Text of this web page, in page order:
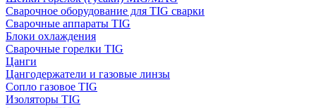
Сварочное оборудование для TIG сварки
Сварочные аппараты TIG
Блоки охлаждения
Сварочные горелки TIG
Цанги
Цангодержатели и газовые линзы
Сопло газовое TIG
Изоляторы TIG